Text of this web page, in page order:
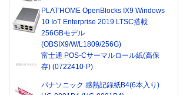
PLAT'HOME OpenBlocks IX9 Windows
10 IoT Enterprise 2019 LTSC搭載
256GBモデル
(OBSIX9/W/L1809/256G)
富士通 POS-Cサーマルロール紙(高保
存) (0722410-P)
パナソニック 感熱記録紙B4(6本入り)